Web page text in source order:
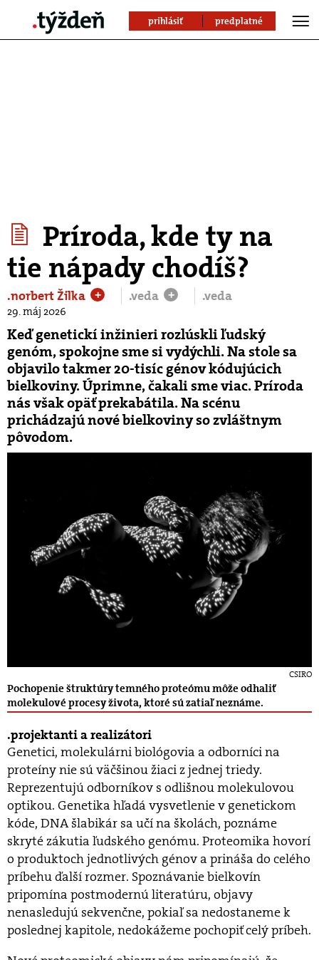
prihlásiť predplatné
Príroda, kde ty na
tie nápady chodíš?
.norbert Žilka + .veda + .veda
29. máj 2026
Keď genetickí inžinieri rozlúskli ľudský
genóm, spokojne sme si vydýchli. Na stole sa
objavilo takmer 20-tisíc génov kódujúcich
bielkoviny. Úprimne, čakali sme viac. Príroda
nás však opäť prekabátila. Na scénu
prichádzajú nové bielkoviny so zvláštnym
pôvodom.
CSIRO
Pochopenie štruktúry temného proteómu môže odhaliť
molekulové procesy života, ktoré sú zatiaľ neznáme.
projektanti a realizátori
Genetici, molekulárni biológovia a odborníci na
proteíny nie sú väčšinou žiaci z jednej triedy.
Reprezentujú odborníkov s odlišnou molekulovou
optikou. Genetika hľadá vysvetlenie v genetickom
kóde, DNA šlabikár sa učí na školách, poznáme
skryté zákutia ľudského genómu. Proteomika hovorí
o produktoch jednotlivých génov a prináša do celého
príbehu ďalší rozmer. Spoznávanie bielkovín
pripomína postmodernú literatúru, objavy
nenasledujú sekvenčne, pokiaľ sa nedostaneme k
poslednej kapitole, nedokážeme pochopiť celý príbeh.